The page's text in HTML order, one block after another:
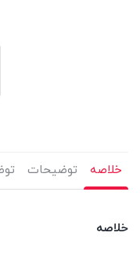
خلاصه توضیحات
خلاصه